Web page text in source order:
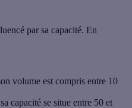
par sa capacité. En
volume est compris entre 10
capacité se situe entre 50 et